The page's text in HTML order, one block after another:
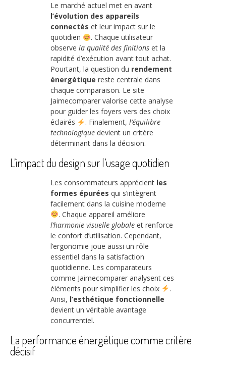
Le marché actuel met en avant
l’évolution des appareils
connectés et leur impact sur le
quotidien
. Chaque utilisateur
observe la qualité des finitions et la
rapidité d’exécution avant tout achat.
Pourtant, la question du rendement
énergétique reste centrale dans
chaque comparaison. Le site
Jaimecomparer valorise cette analyse
pour guider les foyers vers des choix
éclairés
. Finalement, l’équilibre
technologique devient un critère
déterminant dans la décision.
L’impact du design sur l’usage quotidien
Les consommateurs apprécient les
formes épurées qui s’intègrent
facilement dans la cuisine moderne
. Chaque appareil améliore
l’harmonie visuelle globale et renforce
le confort d’utilisation. Cependant,
l’ergonomie joue aussi un rôle
essentiel dans la satisfaction
quotidienne. Les comparateurs
comme Jaimecomparer analysent ces
éléments pour simplifier les choix
.
Ainsi, l’esthétique fonctionnelle
devient un véritable avantage
concurrentiel.
La performance énergétique comme critère
décisif